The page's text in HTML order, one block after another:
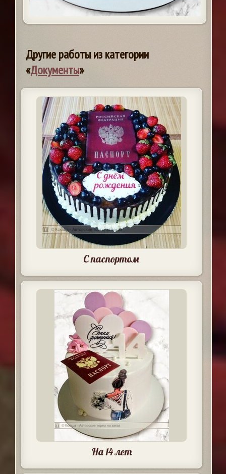
Другие работы из категории
«Документы»
С паспортом
На 14 лет